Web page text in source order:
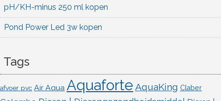
pH/KH-minus 250 ml kopen
Pond Power Led 3w kopen
Tags
afvoer pvc Air Aqua Aquaforte AquaKing Claber